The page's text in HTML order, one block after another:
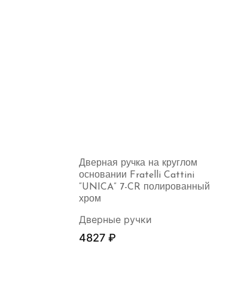
Дверная ручка на круглом
основании Fratelli Cattini
“UNICA” 7-CR полированный
хром
Дверные ручки
4827 ₽